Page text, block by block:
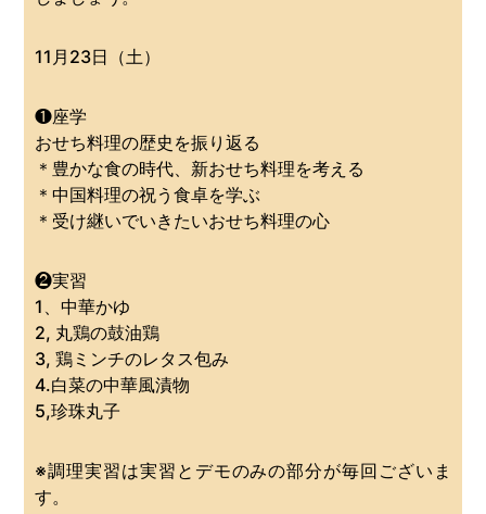
11月23日（土）
❶座学
おせち料理の歴史を振り返る
＊豊かな食の時代、新おせち料理を考える
＊中国料理の祝う食卓を学ぶ
＊受け継いでいきたいおせち料理の心
❷実習
1、中華かゆ
2, 丸鶏の鼓油鶏
3, 鶏ミンチのレタス包み
4.白菜の中華風漬物
5,珍珠丸子
※調理実習は実習とデモのみの部分が毎回ございま
す。